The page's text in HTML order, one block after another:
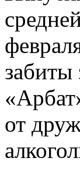
забиты
от